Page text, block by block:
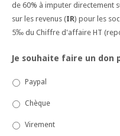
de 60% à imputer directement
sur les revenus (IR) pour les
5‰ du Chiffre d'affaire HT
Je souhaite faire un don
Paypal
Chèque
Virement